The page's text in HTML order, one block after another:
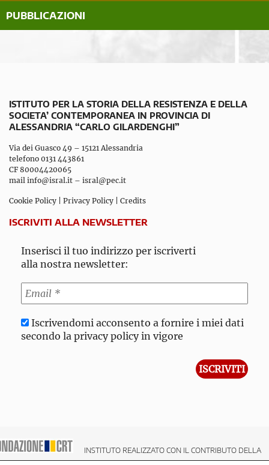
PUBBLICAZIONI
ISTITUTO PER LA STORIA DELLA RESISTENZA E DELLA
SOCIETA’ CONTEMPORANEA IN PROVINCIA DI
ALESSANDRIA “CARLO GILARDENGHI”
Via dei Guasco 49 – 15121 Alessandria
telefono 0131 443861
CF 80004420065
mail info@isral.it – isral@pec.it
Cookie Policy Privacy Policy Credits
ISCRIVITI ALLA NEWSLETTER
Inserisci il tuo indirizzo per iscriverti
alla nostra newsletter:
Iscrivendomi acconsento a fornire i miei dati
secondo la privacy policy in vigore
INSTITUTO REALIZZATO CON IL CONTRIBUTO DELLA